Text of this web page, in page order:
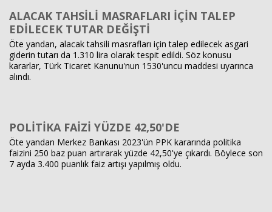
ALACAK TAHSİLİ MASRAFLARI İÇİN TALEP
EDİLECEK TUTAR DEĞİŞTİ
Öte yandan, alacak tahsili masrafları için talep edilecek asgari
giderin tutarı da 1.310 lira olarak tespit edildi. Söz konusu
kararlar, Türk Ticaret Kanunu'nun 1530'uncu maddesi uyarınca
alındı.
POLİTİKA FAİZİ YÜZDE 42,50'DE
Öte yandan Merkez Bankası 2023'ün PPK kararında politika
faizini 250 baz puan artırarak yüzde 42,50'ye çıkardı. Böylece son
7 ayda 3.400 puanlık faiz artışı yapılmış oldu.